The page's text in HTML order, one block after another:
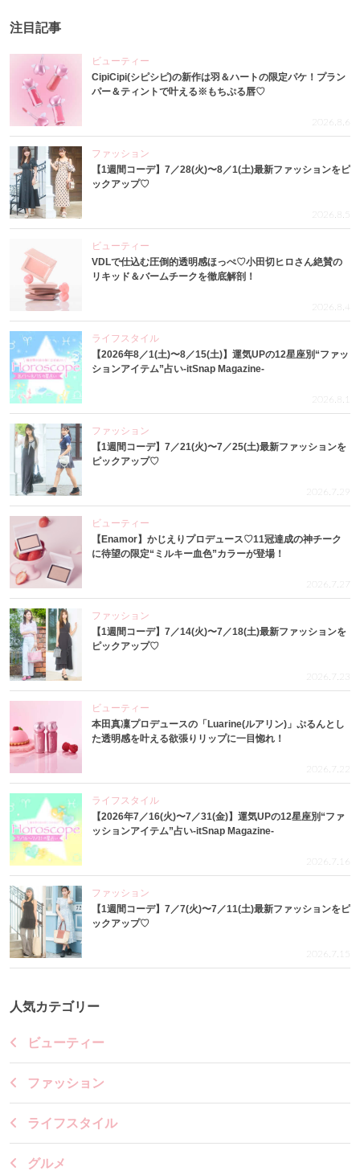
注目記事
ビューティー
CipiCipi(シピシピ)の新作は羽＆ハートの限定パケ！プラン
パー＆ティントで叶える※もちぷる唇♡
2026.8.6
ファッション
【1週間コーデ】7／28(火)〜8／1(土)最新ファッションをピ
ックアップ♡
2026.8.5
ビューティー
VDLで仕込む圧倒的透明感ほっぺ♡小田切ヒロさん絶賛の
リキッド＆バームチークを徹底解剖！
2026.8.4
ライフスタイル
【2026年8／1(土)〜8／15(土)】運気UPの12星座別“ファッ
ションアイテム”占い-itSnap Magazine-
2026.8.1
ファッション
【1週間コーデ】7／21(火)〜7／25(土)最新ファッションを
ピックアップ♡
2026.7.29
ビューティー
【Enamor】かじえりプロデュース♡11冠達成の神チーク
に待望の限定“ミルキー血色”カラーが登場！
2026.7.27
ファッション
【1週間コーデ】7／14(火)〜7／18(土)最新ファッションを
ピックアップ♡
2026.7.23
ビューティー
本田真凜プロデュースの「Luarine(ルアリン)」ぷるんとし
た透明感を叶える欲張りリップに一目惚れ！
2026.7.22
ライフスタイル
【2026年7／16(火)〜7／31(金)】運気UPの12星座別“ファ
ッションアイテム”占い-itSnap Magazine-
2026.7.16
ファッション
【1週間コーデ】7／7(火)〜7／11(土)最新ファッションをピ
ックアップ♡
2026.7.15
人気カテゴリー
ビューティー
ファッション
ライフスタイル
グルメ